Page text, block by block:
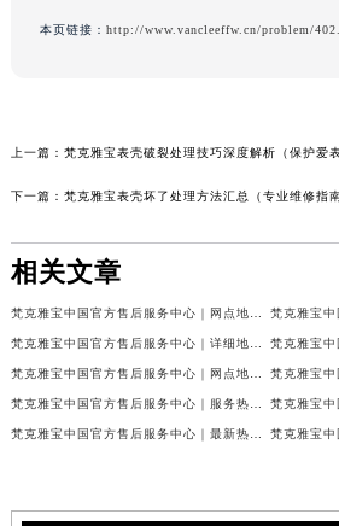
本页链接： http://www.vancleeffw.cn/problem/
上一篇： 梵克雅宝表壳破裂处理技巧深度解析（保护爱
下一篇： 梵克雅宝表壳坏了处理方法汇总（专业维修指
相关文章
梵克雅宝中国官方售后服务中心｜网点地址和联系电话权威信息公示（2026年7月最新）
梵克雅宝中国官方售后服务中心｜详细地址与官方服务热线权威信息公示（2026年7月最新）
梵克雅宝中国官方售后服务中心｜网点地址及24小时热线权威信息公示（2026年7月最新）
梵克雅宝中国官方售后服务中心｜服务热线及全部维修详细地址权威信息公示（2026年7月最新）
梵克雅宝中国官方售后服务中心｜最新热线和全部网点地址权威信息公示（2026年7月最新）